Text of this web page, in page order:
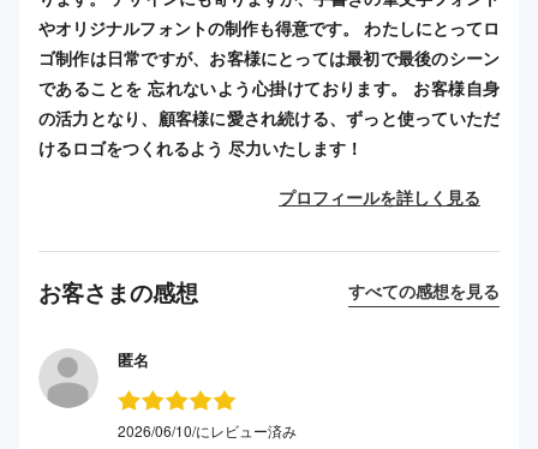
やオリジナルフォントの制作も得意です。 わたしにとってロ
ゴ制作は日常ですが、お客様にとっては最初で最後のシーン
であることを 忘れないよう心掛けております。 お客様自身
の活力となり、顧客様に愛され続ける、ずっと使っていただ
けるロゴをつくれるよう 尽力いたします！
プロフィールを詳しく見る
お客さまの感想 すべての感想を見る
匿名
2026/06/10/にレビュー済み